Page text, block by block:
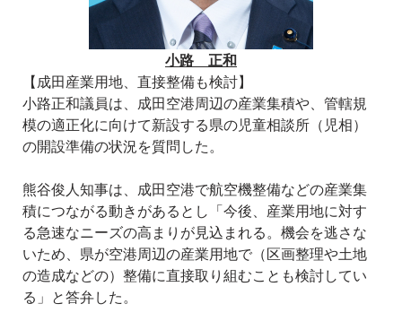
小路 正和
【成田産業用地、直接整備も検討】
小路正和議員は、成田空港周辺の産業集積や、管轄規
模の適正化に向けて新設する県の児童相談所（児相）
の開設準備の状況を質問した。
熊谷俊人知事は、成田空港で航空機整備などの産業集
積につながる動きがあるとし「今後、産業用地に対す
る急速なニーズの高まりが見込まれる。機会を逃さな
いため、県が空港周辺の産業用地で（区画整理や土地
の造成などの）整備に直接取り組むことも検討してい
る」と答弁した。